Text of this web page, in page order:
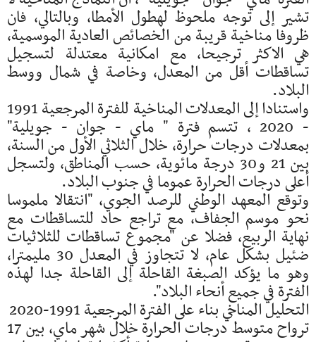
تشير إلى توجه ملحوظ لهطول الأمطا، وبالتالي، فان
ظروفا مناخية قريبة من الخصائص العادية الموسمية،
هي الاكثر ترجيحا، مع امكانية معتدلة لتسجيل
تساقطات أقل من المعدل، وخاصة في شمال ووسط
البلاد.
واستنادا إلى المعدلات المناخية للفترة المرجعية 1991
- 2020 ، تتسم فترة " ماي - جوان - جويلية"
بمعدلات درجات حرارة، خلال الثلاثي الأول من السنة،
بين 21 و30 درجة مائوية، حسب المناطق، ولتسجل
أعلى درجات الحرارة عموما في جنوب البلاد.
وتوقع المعهد الوطني للرصد الجوي، "انتقالا ملموسا
نحو موسم الجفاف، مع تراجع حاد للتساقطات مع
نهاية الربيع، فضلا عن "مجموع تساقطات للثلاثيات
ضئيل بشكل عام، لا تتجاوز في المعدل 30 مليمترا،
وهو ما يؤكد الصبغة القاحلة إلى القاحلة جدا لهذه
الفترة في جميع أنحاء البلاد".
التحليل المناخي بناء على الفترة المرجعية 1991-2020
ترواح متوسط درجات الحرارة خلال شهر ماي، بين 17